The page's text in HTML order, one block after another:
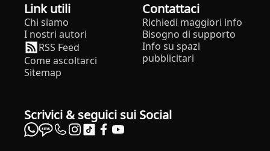
Link utili
Chi siamo
I nostri autori
RSS Feed
Come ascoltarci
Sitemap
Contattaci
Richiedi maggiori info
Bisogno di supporto
Info su spazi
pubblicitari
Scrivici & seguici sui Social